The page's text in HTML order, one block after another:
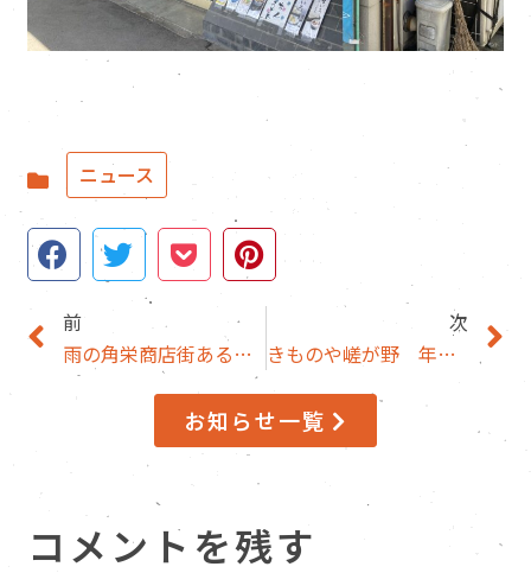
ニュース
前
雨の角栄商店街あるある（なのか？）
次
きものや嵯が野 年に一度の決算市
お知らせ一覧
コメントを残す